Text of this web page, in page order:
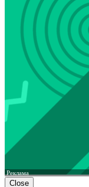
Реклама
Close